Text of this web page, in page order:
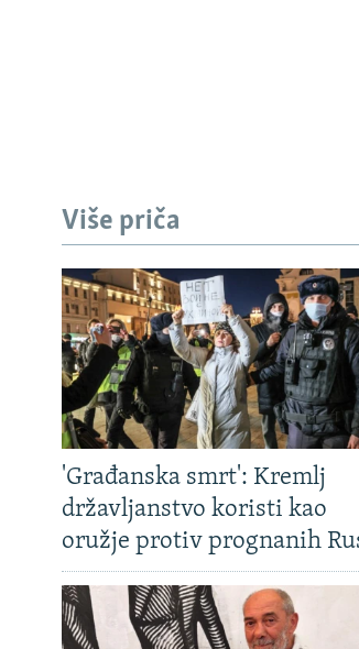
TV LIBERTY
POST SCRIPTUM
MOJA EVROPA
TRI DECENIJE OD RATA U BIH
SVE KARTE DEJTONA
NASTANAK I RASPAD JUGOSLAVIJE
Više priča
'Građanska smrt': Kremlj
državljanstvo koristi kao
oružje protiv prognanih